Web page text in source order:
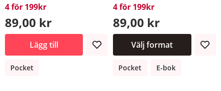
4 för 199kr
89,00 kr
Lägg till
Pocket
4 för 199kr
89,00 kr
Välj format
Pocket E-bok